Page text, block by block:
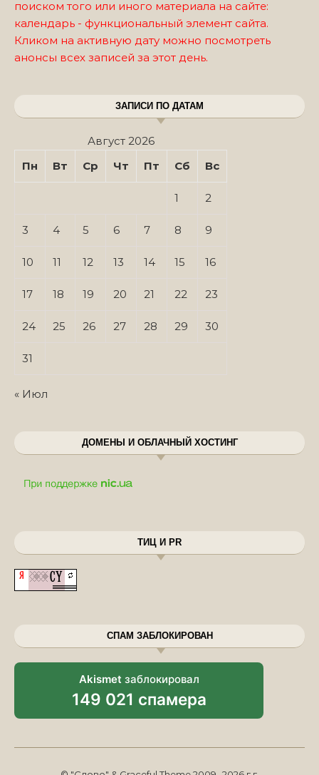
поиском того или иного материала на сайте:
календарь - функциональный элемент сайта.
Кликом на активную дату можно посмотреть
анонсы всех записей за этот день.
ЗАПИСИ ПО ДАТАМ
Август 2026
Пн
Вт Ср Чт Пт Сб Вс
1 2
3 4 5 6 7 8 9
10 11 12 13 14 15 16
17 18 19 20 21 22 23
24 25 26 27 28 29 30
31
« Июл
ДОМЕНЫ И ОБЛАЧНЫЙ ХОСТИНГ
ТИЦ И PR
СПАМ ЗАБЛОКИРОВАН
Akismet заблокировал
149 021 спамера